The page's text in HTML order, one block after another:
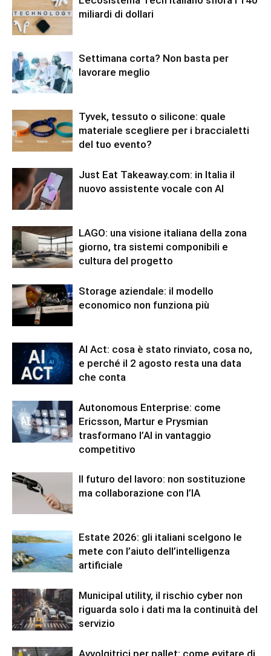
miliardi di dollari
Settimana corta? Non basta per
lavorare meglio
Tyvek, tessuto o silicone: quale
materiale scegliere per i braccialetti
del tuo evento?
Just Eat Takeaway.com: in Italia il
nuovo assistente vocale con AI
LAGO: una visione italiana della zona
giorno, tra sistemi componibili e
cultura del progetto
Storage aziendale: il modello
economico non funziona più
AI Act: cosa è stato rinviato, cosa no,
e perché il 2 agosto resta una data
che conta
Autonomous Enterprise: come
Ericsson, Martur e Prysmian
trasformano l’AI in vantaggio
competitivo
Il futuro del lavoro: non sostituzione
ma collaborazione con l’IA
Estate 2026: gli italiani scelgono le
mete con l’aiuto dell’intelligenza
artificiale
Municipal utility, il rischio cyber non
riguarda solo i dati ma la continuità del
servizio
Avvolgitrici per pallet: come evitare di